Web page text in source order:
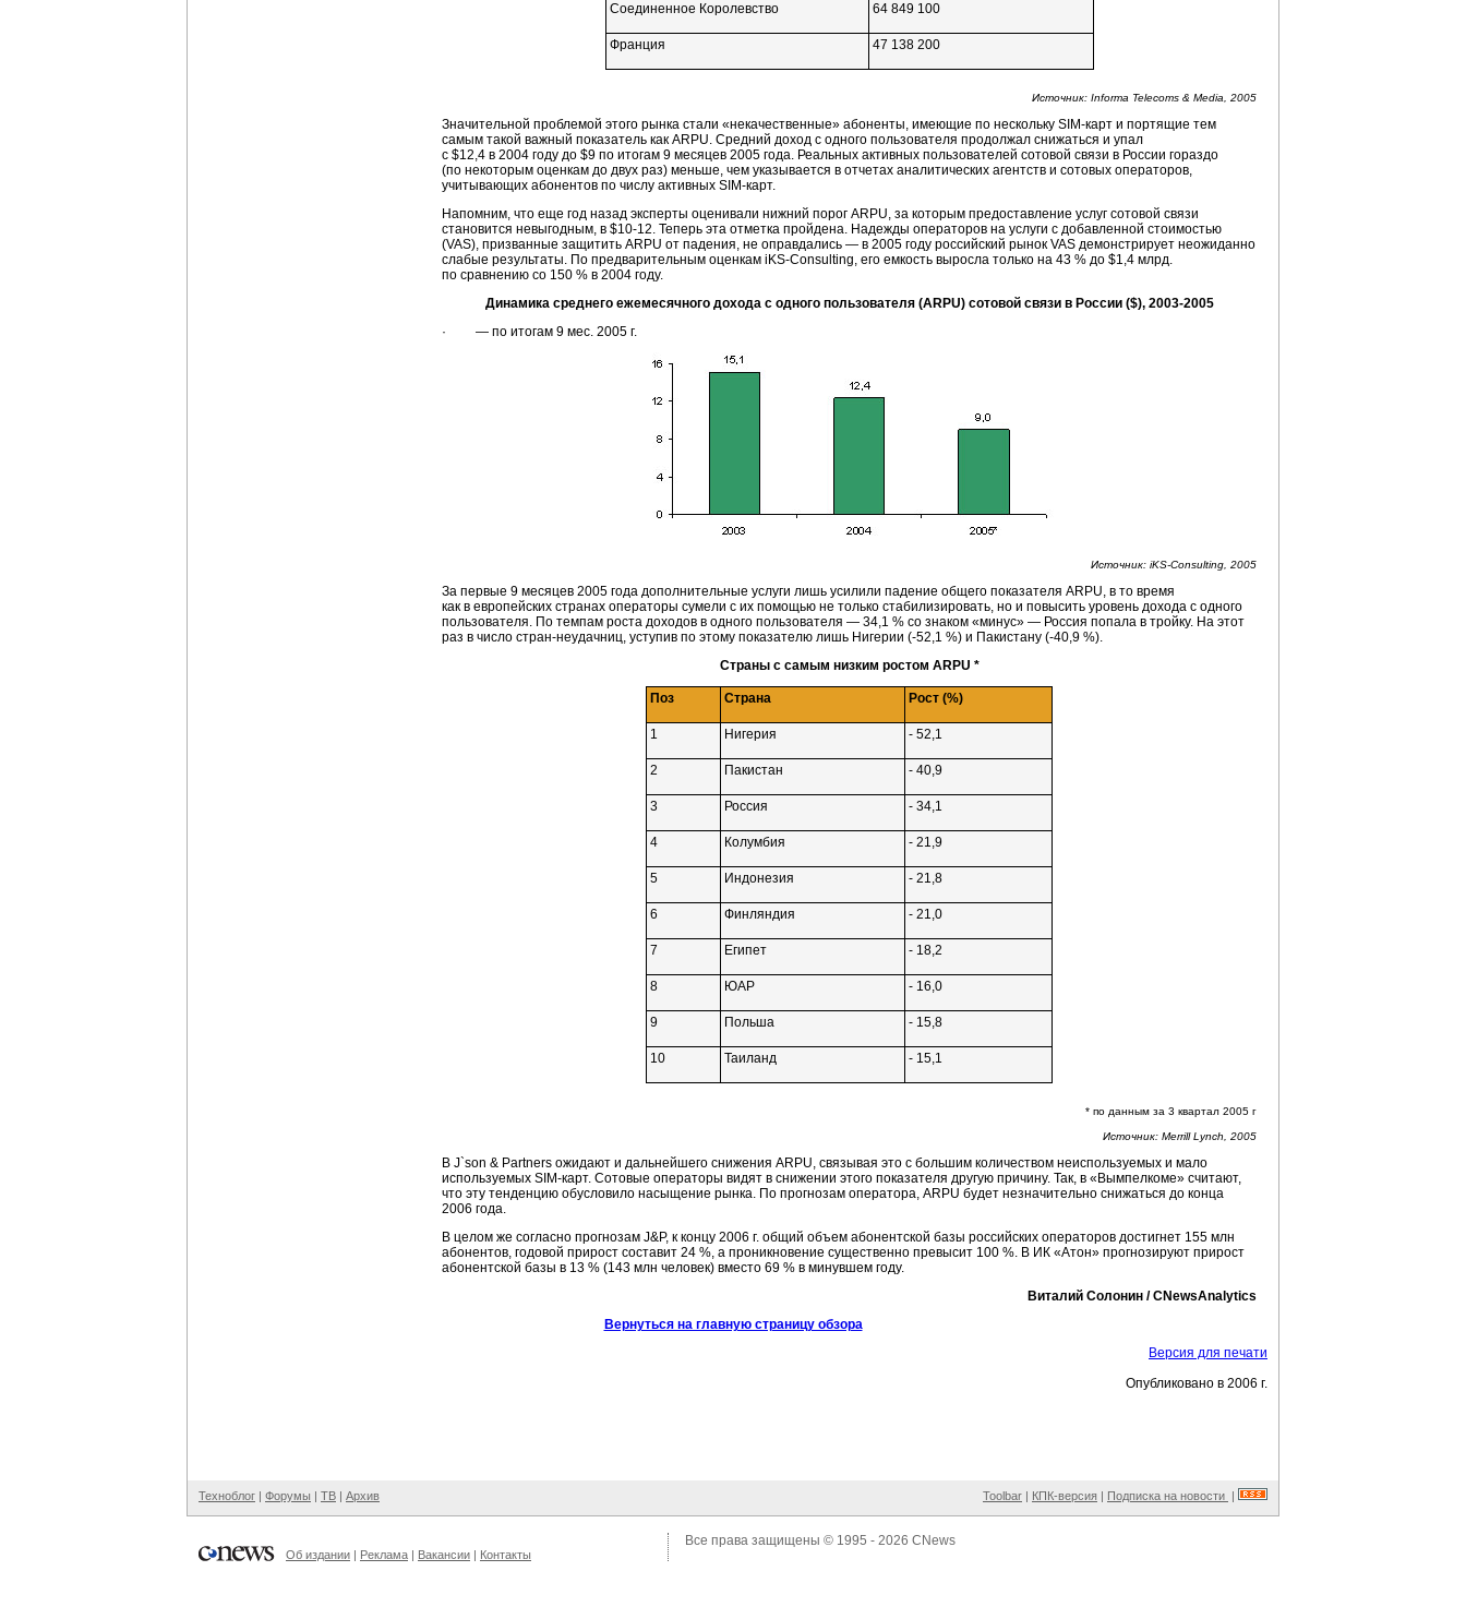
Соединенное Королевство 64 849 100
Франция 47 138 200
Источник: Informa Telecoms & Media, 2005
Значительной проблемой этого рынка стали «некачественные» абоненты, имеющие по нескольку SIM-карт и портящие тем
самым такой важный показатель как ARPU. Средний доход с одного пользователя продолжал снижаться и упал
с $12,4 в 2004 году до $9 по итогам 9 месяцев 2005 года. Реальных активных пользователей сотовой связи в России гораздо
(по некоторым оценкам до двух раз) меньше, чем указывается в отчетах аналитических агентств и сотовых операторов,
учитывающих абонентов по числу активных SIM-карт.
Напомним, что еще год назад эксперты оценивали нижний порог ARPU, за которым предоставление услуг сотовой связи
становится невыгодным, в $10-12. Теперь эта отметка пройдена. Надежды операторов на услуги с добавленной стоимостью
(VAS), призванные защитить ARPU от падения, не оправдались — в 2005 году российский рынок VAS демонстрирует неожиданно
слабые результаты. По предварительным оценкам iKS-Consulting, его емкость выросла только на 43 % до $1,4 млрд.
по сравнению со 150 % в 2004 году.
Динамика среднего ежемесячного дохода с одного пользователя (ARPU) сотовой связи в России ($), 2003-2005
· — по итогам 9 мес. 2005 г.
Источник: iKS-Consulting, 2005
За первые 9 месяцев 2005 года дополнительные услуги лишь усилили падение общего показателя ARPU, в то время
как в европейских странах операторы сумели с их помощью не только стабилизировать, но и повысить уровень дохода с одного
пользователя. По темпам роста доходов в одного пользователя — 34,1 % со знаком «минус» — Россия попала в тройку. На этот
раз в число стран-неудачниц, уступив по этому показателю лишь Нигерии (-52,1 %) и Пакистану (-40,9 %).
Страны с самым низким ростом ARPU *
Поз Страна Рост (%)
1 Нигерия - 52,1
2 Пакистан - 40,9
3 Россия - 34,1
4 Колумбия - 21,9
5 Индонезия - 21,8
6 Финляндия - 21,0
7 Египет - 18,2
8 ЮАР - 16,0
9 Польша - 15,8
10 Таиланд - 15,1
* по данным за 3 квартал 2005 г
Источник: Merrill Lynch, 2005
В J`son & Partners ожидают и дальнейшего снижения ARPU, связывая это с большим количеством неиспользуемых и мало
используемых SIM-карт. Сотовые операторы видят в снижении этого показателя другую причину. Так, в «Вымпелкоме» считают,
что эту тенденцию обусловило насыщение рынка. По прогнозам оператора, ARPU будет незначительно снижаться до конца
2006 года.
В целом же согласно прогнозам J&P, к концу 2006 г. общий объем абонентской базы российских операторов достигнет 155 млн
абонентов, годовой прирост составит 24 %, а проникновение существенно превысит 100 %. В ИК «Атон» прогнозируют прирост
абонентской базы в 13 % (143 млн человек) вместо 69 % в минувшем году.
Виталий Солонин / CNewsAnalytics
Вернуться на главную страницу обзора
Версия для печати
Опубликовано в 2006 г.
Техноблог | Форумы | ТВ | Архив Toolbar | КПК-версия | Подписка на новости |
Об издании | Реклама | Вакансии | Контакты
Все права защищены © 1995 - 2026 CNews